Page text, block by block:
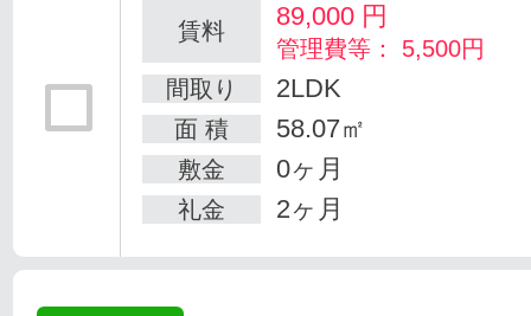
賃料 89,000 円
管理費等： 5,500円
間取り
2LDK
面 積 58.07㎡
敷金 0ヶ月
礼金 2ヶ月